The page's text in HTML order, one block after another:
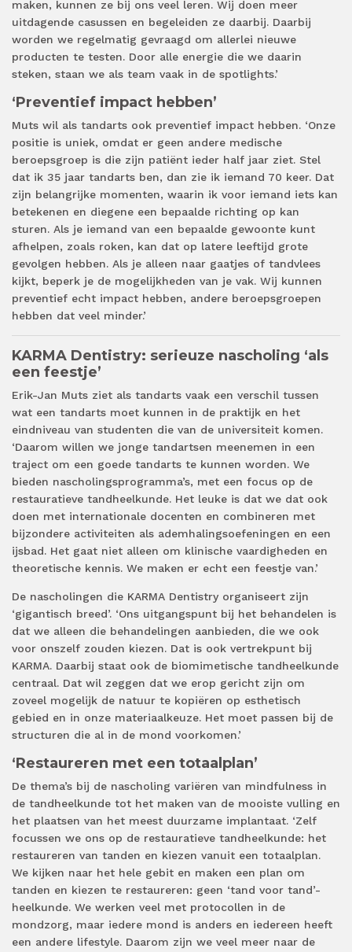
maken, kunnen ze bij ons veel leren. Wij doen meer
uitdagende casussen en begeleiden ze daarbij. Daarbij
worden we regelmatig gevraagd om allerlei nieuwe
producten te testen. Door alle energie die we daarin
steken, staan we als team vaak in de spotlights.’
‘Preventief impact hebben’
Muts wil als tandarts ook preventief impact hebben. ‘Onze
positie is uniek, omdat er geen andere medische
beroepsgroep is die zijn patiënt ieder half jaar ziet. Stel
dat ik 35 jaar tandarts ben, dan zie ik iemand 70 keer. Dat
zijn belangrijke momenten, waarin ik voor iemand iets kan
betekenen en diegene een bepaalde richting op kan
sturen. Als je iemand van een bepaalde gewoonte kunt
afhelpen, zoals roken, kan dat op latere leeftijd grote
gevolgen hebben. Als je alleen naar gaatjes of tandvlees
kijkt, beperk je de mogelijkheden van je vak. Wij kunnen
preventief echt impact hebben, andere beroepsgroepen
hebben dat veel minder.’
KARMA Dentistry: serieuze nascholing ‘als
een feestje’
Erik-Jan Muts ziet als tandarts vaak een verschil tussen
wat een tandarts moet kunnen in de praktijk en het
eindniveau van studenten die van de universiteit komen.
‘Daarom willen we jonge tandartsen meenemen in een
traject om een goede tandarts te kunnen worden. We
bieden nascholingsprogramma’s, met een focus op de
restauratieve tandheelkunde. Het leuke is dat we dat ook
doen met internationale docenten en combineren met
bijzondere activiteiten als ademhalingsoefeningen en een
ijsbad. Het gaat niet alleen om klinische vaardigheden en
theoretische kennis. We maken er echt een feestje van.’
De nascholingen die KARMA Dentistry organiseert zijn
‘gigantisch breed’. ‘Ons uitgangspunt bij het behandelen is
dat we alleen die behandelingen aanbieden, die we ook
voor onszelf zouden kiezen. Dat is ook vertrekpunt bij
KARMA. Daarbij staat ook de biomimetische tandheelkunde
centraal. Dat wil zeggen dat we erop gericht zijn om
zoveel mogelijk de natuur te kopiëren op esthetisch
gebied en in onze materiaalkeuze. Het moet passen bij de
structuren die al in de mond voorkomen.’
‘Restaureren met een totaalplan’
De thema’s bij de nascholing variëren van mindfulness in
de tandheelkunde tot het maken van de mooiste vulling en
het plaatsen van het meest duurzame implantaat. ‘Zelf
focussen we ons op de restauratieve tandheelkunde: het
restaureren van tanden en kiezen vanuit een totaalplan.
We kijken naar het hele gebit en maken een plan om
tanden en kiezen te restaureren: geen ‘tand voor tand’-
heelkunde. We werken veel met protocollen in de
mondzorg, maar iedere mond is anders en iedereen heeft
een andere lifestyle. Daarom zijn we veel meer naar de